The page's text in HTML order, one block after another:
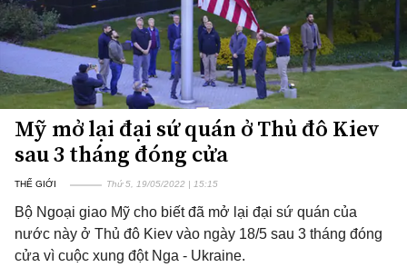
Mỹ mở lại đại sứ quán ở Thủ đô Kiev
sau 3 tháng đóng cửa
THẾ GIỚI Thứ 5, 19/05/2022 | 15:15
Bộ Ngoại giao Mỹ cho biết đã mở lại đại sứ quán của
nước này ở Thủ đô Kiev vào ngày 18/5 sau 3 tháng đóng
cửa vì cuộc xung đột Nga - Ukraine.